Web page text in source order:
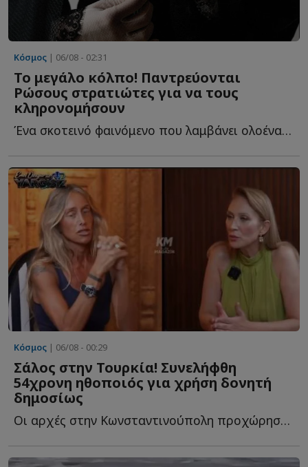
Κόσμος | 06/08 - 02:31
Το μεγάλο κόλπο! Παντρεύονται
Ρώσους στρατιώτες για να τους
κληρονομήσουν
Ένα σκοτεινό φαινόμενο που λαμβάνει ολοένα και μεγαλύτερες δ...
Κόσμος | 06/08 - 00:29
Σάλος στην Τουρκία! Συνελήφθη
54χρονη ηθοποιός για χρήση δονητή
δημοσίως
Οι αρχές στην Κωνσταντινούπολη προχώρησαν στη σύλληψή τ...